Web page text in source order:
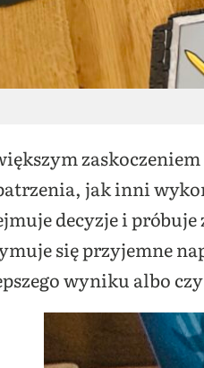
jak inni
decyzje i
się przyjemne
wyniku albo